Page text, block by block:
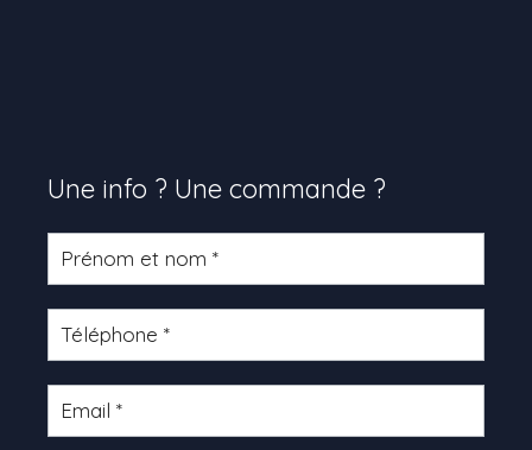
Une info ? Une commande ?
Formulaire
produit